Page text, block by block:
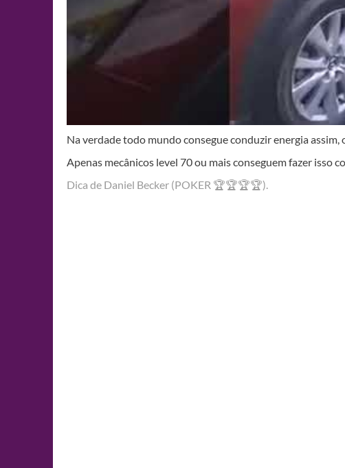
Na verdade todo mundo consegue conduzir energia
Apenas mecânicos level 70 ou mais conseguem fazer isso
Dica de Daniel Becker (POKER 🏆🏆🏆🏆).